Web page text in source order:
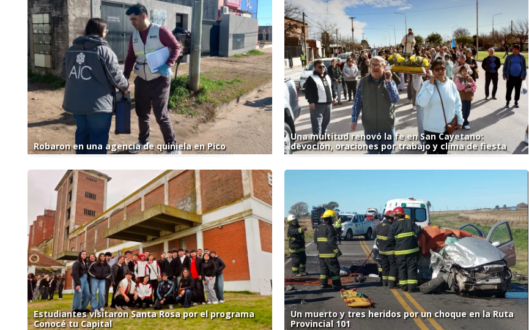
Robaron en una agencia de quiniela en Pico
Una multitud renovó la fe en San Cayetano:
devoción, oraciones por trabajo y clima de fiesta
Estudiantes visitaron Santa Rosa por el programa
Conocé tu Capital
Un muerto y tres heridos por un choque en la Ruta
Provincial 101